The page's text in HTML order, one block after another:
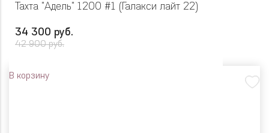
Тахта "Адель" 1200 #1 (Галакси лайт 22)
34 300 руб.
42 900 руб.
В корзину